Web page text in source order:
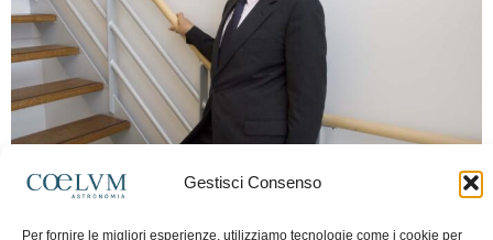
Gestisci Consenso
Per fornire le migliori esperienze, utilizziamo tecnologie come i cookie per
280
Frida Paolella
Intervista al professor Nazzareno Mandolesi, tra i protagonisti della cosmologia